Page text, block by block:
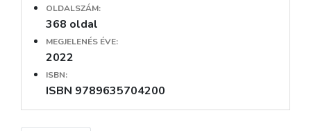
OLDALSZÁM:
368 oldal
MEGJELENÉS ÉVE:
2022
ISBN:
ISBN 9789635704200